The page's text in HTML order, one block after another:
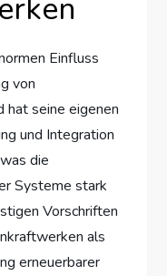
Einfluss
von
hat seine eigenen
und Integration
die
Systeme stark
Vorschriften
als
erneuerbarer